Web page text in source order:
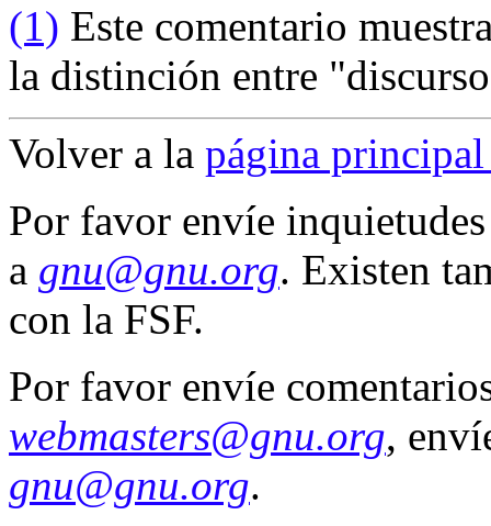
(1) Este comentario
la distinción entre
Volver a la página
Por favor envíe
a gnu@gnu.org. Existen
con la FSF.
Por favor envíe
webmasters@gnu.org,
gnu@gnu.org.